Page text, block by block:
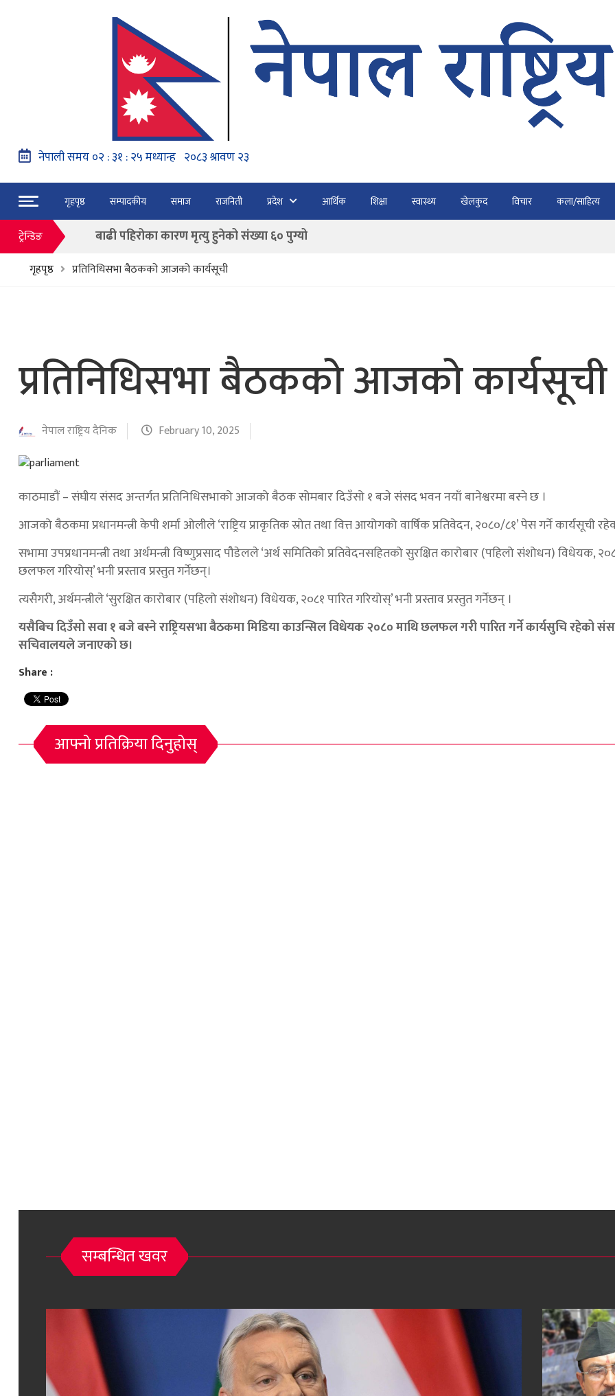
गृहपृष्ठ सम्पादकीय समाज राजनिती प्रदेश आर्थिक शिक्षा स्वास्थ्य खेलकुद विचार कला/साहित्य
ट्रेन्डिङ
नेपाल वायुसेवाको राहत उडानमार्फत १५७ यात्रु भैरहवाबाट काठमाडौं ल्याइए
हङ्गेरी सरकारले एकल मुद्राको रुपमा ‘युरो’ लागु नगर्ने
फाैजदारी अपराधमा अनुसन्धान र कारबाही गर्न आयाेगकाे प्रतिवेदन कुर्नु पर्दैन : अध्यक्ष कार्की
“जेन जी” अभियन्ताद्वारा ओली र लेखकलाई पक्राउ गर्न डिजीटल अभियान
बाढी पहिरोका कारण मृत्यु हुनेको संख्या ६० पुग्यो
नेपाल वायुसेवाको राहत उडानमार्फत १५७ यात्रु भैरहवाबाट काठमाडौं ल्याइए
गृहपृष्ठ प्रतिनिधिसभा बैठकको आजको कार्यसूची
प्रतिनिधिसभा बैठकको आजको कार्यसूची
नेपाल राष्ट्रिय दैनिक February 10, 2025
काठमाडौं – संघीय संसद अन्तर्गत प्रतिनिधिसभाको आजको बैठक सोमबार दिउँसो १ बजे संसद भवन नयाँ बानेश्वरमा बस्ने छ ।
आजको बैठकमा प्रधानमन्त्री केपी शर्मा ओलीले ‘राष्ट्रिय प्राकृतिक स्रोत तथा वित्त आयोगको वार्षिक प्रतिवेदन, २०८०/८१’ पेस गर्ने कार्यसूची
सभामा उपप्रधानमन्त्री तथा अर्थमन्त्री विष्णुप्रसाद पौडेलले ‘अर्थ समितिको प्रतिवेदनसहितको सुरक्षित कारोबार (पहिलो संशोधन) विधेयक,
छलफल गरियोस्’ भनी प्रस्ताव प्रस्तुत गर्नेछन्।
त्यसैगरी, अर्थमन्त्रीले ‘सुरक्षित कारोबार (पहिलो संशोधन) विधेयक, २०८१ पारित गरियोस्’ भनी प्रस्ताव प्रस्तुत गर्नेछन् ।
यसैबिच दिउँसो सवा १ बजे बस्ने राष्ट्रियसभा बैठकमा मिडिया काउन्सिल विधेयक २०८० माथि छलफल गरी पारित गर्ने कार्यसुचि रहेको
सचिवालयले जनाएको छ।
Share :
आफ्नो प्रतिक्रिया दिनुहोस्
सम्बन्धित खवर